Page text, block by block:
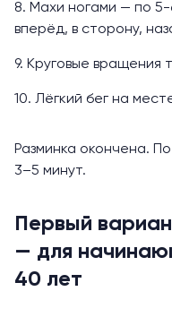
8. Махи ногами — по
вперёд, в сторону,
9. Круговые вращения
10. Лёгкий бег на
Разминка окончена.
3–5 минут.
Первый
— для
40 лет